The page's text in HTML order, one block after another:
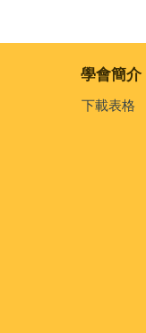
學會簡介
下載表格